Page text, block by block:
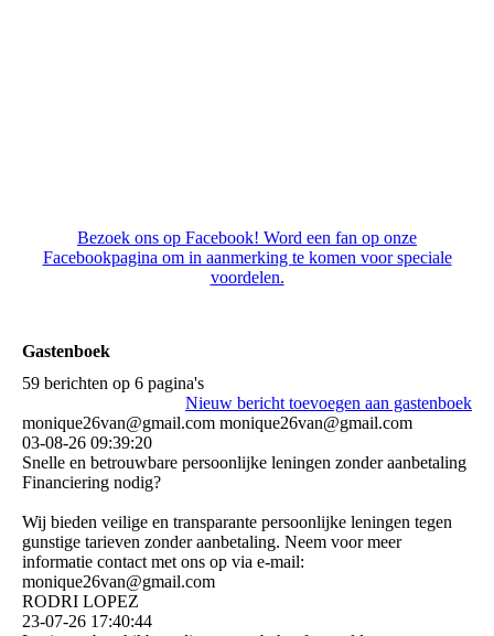
Bezoek ons op Facebook! Word een fan op onze
Facebookpagina om in aanmerking te komen voor speciale
voordelen.
Gastenboek
59 berichten op 6 pagina's
Nieuw bericht toevoegen aan gastenboek
monique26van@gmail.com monique26van@gmail.com
03-08-26 09:39:20
Snelle en betrouwbare persoonlijke leningen zonder aanbetaling
Financiering nodig?
Wij bieden veilige en transparante persoonlijke leningen tegen
gunstige tarieven zonder aanbetaling. Neem voor meer
informatie contact met ons op via e-mail:
monique26van@gmail.com
RODRI LOPEZ
23-07-26 17:40:44